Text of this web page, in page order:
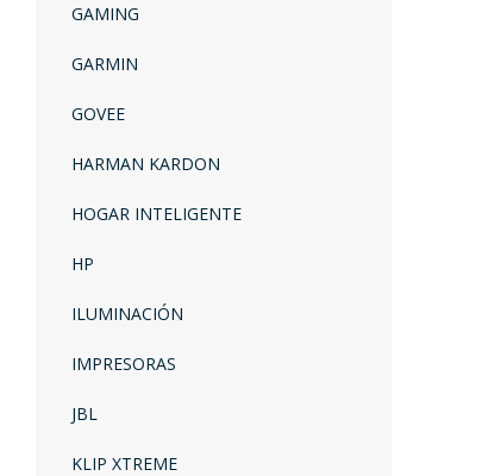
GAMING
GARMIN
GOVEE
HARMAN KARDON
HOGAR INTELIGENTE
HP
ILUMINACIÓN
IMPRESORAS
JBL
KLIP XTREME